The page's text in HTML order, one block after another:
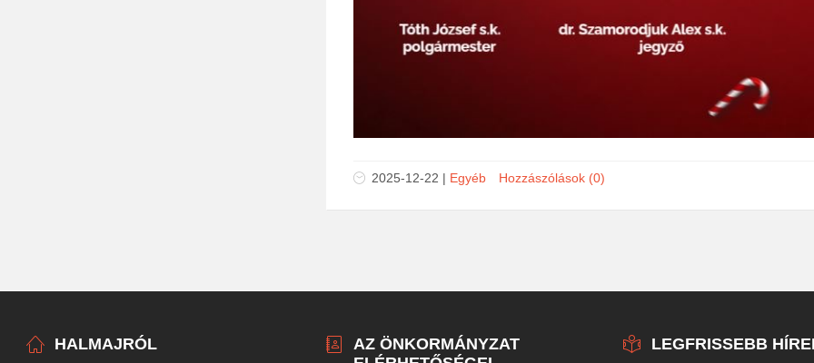
2025-12-22 | Egyéb Hozzászólások (0)
HALMAJRÓL
AZ ÖNKORMÁNYZAT
LEGFRISSEBB